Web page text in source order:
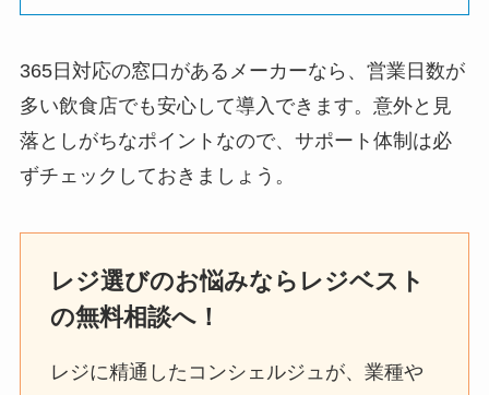
365日対応の窓口があるメーカーなら、営業日数が
多い飲食店でも安心して導入できます。意外と見
落としがちなポイントなので、サポート体制は必
ずチェックしておきましょう。
レジ選びのお悩みならレジベスト
の無料相談へ！
レジに精通したコンシェルジュが、業種や